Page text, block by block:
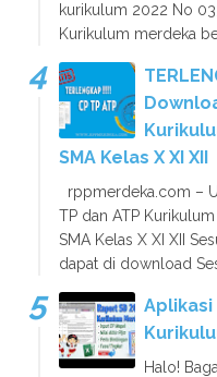
kurikulum 2022 No
Kurikulum merdeka
SMA Kelas X XI XII
rppmerdeka.com –
TP dan ATP
SMA Kelas X XI XII
dapat di download
Halo!